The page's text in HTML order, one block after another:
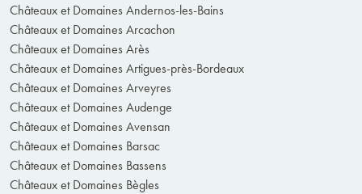
Châteaux et Domaines Andernos-les-Bains
Châteaux et Domaines Arcachon
Châteaux et Domaines Arès
Châteaux et Domaines Artigues-près-Bordeaux
Châteaux et Domaines Arveyres
Châteaux et Domaines Audenge
Châteaux et Domaines Avensan
Châteaux et Domaines Barsac
Châteaux et Domaines Bassens
Châteaux et Domaines Bègles